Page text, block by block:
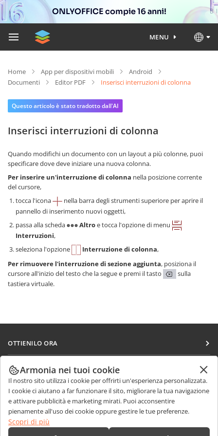
ONLYOFFICE compie 16 anni!
MENU
Home App per dispositivi mobili
Android
Documenti
Editor PDF Inserisci interruzioni di colonna
Questo articolo è stato tradotto dall'AI
Inserisci interruzioni di colonna
Quando modifichi un documento con un layout a più colonne, puoi
specificare dove deve iniziare una nuova colonna.
Per inserire un'interruzione di colonna nella posizione corrente
del cursore,
tocca l'icona
nella barra degli strumenti superiore per aprire il
pannello di inserimento nuovi oggetti,
passa alla scheda
Altroe tocca l'opzione di menu
Interruzioni,
seleziona l'opzione
Interruzione di colonna,
Per rimuovere l'interruzione di sezione aggiunta, posiziona il
cursore all'inizio del testo che la segue e premi il tasto
sulla
tastiera virtuale.
OTTIENILO ORA
Docs
DocSpace
Workspace
Connettori
App desktop
COLLABORA
Per i contributori
Per i traduttori
Per gli influencer
Offerte di lavoro
RICEVI NOTIZIE
Blog
RICEVI AIUTO
Forum
Armonia nei tuoi cookie
Il nostro sito utilizza i cookie per offrirti un'esperienza personalizzata.
I cookie ci aiutano a far funzionare il sito, migliorare la tua navigazione
e attivare pubblicità e marketing mirati. Puoi acconsentire
pienamente all'uso dei cookie oppure gestire le tue preferenze.
Scopri di più